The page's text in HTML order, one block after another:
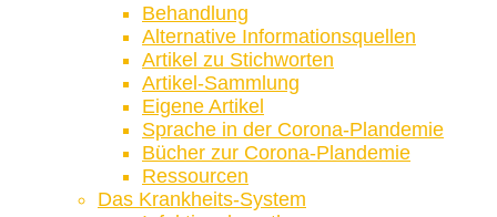
Behandlung
Alternative Informationsquellen
Artikel zu Stichworten
Artikel-Sammlung
Eigene Artikel
Sprache in der Corona-Plandemie
Bücher zur Corona-Plandemie
Ressourcen
Das Krankheits-System